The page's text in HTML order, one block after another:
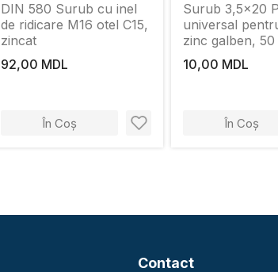
DIN 580 Surub cu inel
de ridicare М16 otel С15,
zincat
92,00 MDL
În Coș
Surub 3,5x20
universal
zinc galben, 50
10,00 MDL
În Coș
Contact